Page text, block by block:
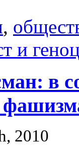
,
и
в
2010